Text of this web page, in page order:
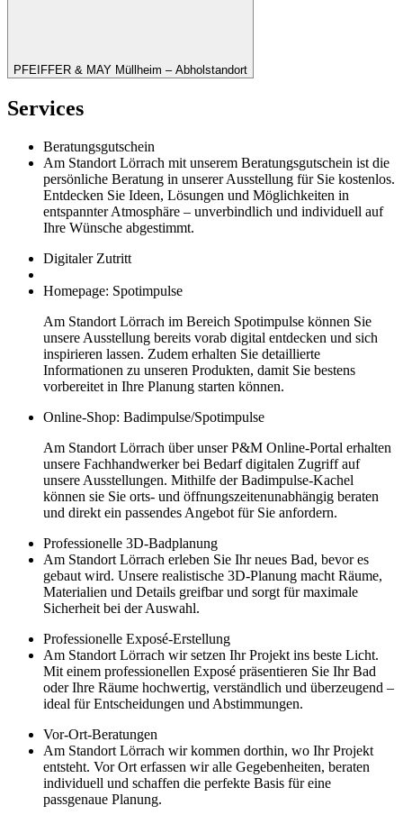
PFEIFFER & MAY Müllheim – Abholstandort
Services
Beratungsgutschein
Am Standort Lörrach mit unserem Beratungsgutschein ist die
persönliche Beratung in unserer Ausstellung für Sie kostenlos.
Entdecken Sie Ideen, Lösungen und Möglichkeiten in
entspannter Atmosphäre – unverbindlich und individuell auf
Ihre Wünsche abgestimmt.
Digitaler Zutritt
Homepage: Spotimpulse
Am Standort Lörrach im Bereich Spotimpulse können Sie
unsere Ausstellung bereits vorab digital entdecken und sich
inspirieren lassen. Zudem erhalten Sie detaillierte
Informationen zu unseren Produkten, damit Sie bestens
vorbereitet in Ihre Planung starten können.
Online-Shop: Badimpulse/Spotimpulse
Am Standort Lörrach über unser P&M Online-Portal erhalten
unsere Fachhandwerker bei Bedarf digitalen Zugriff auf
unsere Ausstellungen. Mithilfe der Badimpulse-Kachel
können sie Sie orts- und öffnungszeitenunabhängig beraten
und direkt ein passendes Angebot für Sie anfordern.
Professionelle 3D-Badplanung
Am Standort Lörrach erleben Sie Ihr neues Bad, bevor es
gebaut wird. Unsere realistische 3D-Planung macht Räume,
Materialien und Details greifbar und sorgt für maximale
Sicherheit bei der Auswahl.
Professionelle Exposé-Erstellung
Am Standort Lörrach wir setzen Ihr Projekt ins beste Licht.
Mit einem professionellen Exposé präsentieren Sie Ihr Bad
oder Ihre Räume hochwertig, verständlich und überzeugend –
ideal für Entscheidungen und Abstimmungen.
Vor-Ort-Beratungen
Am Standort Lörrach wir kommen dorthin, wo Ihr Projekt
entsteht. Vor Ort erfassen wir alle Gegebenheiten, beraten
individuell und schaffen die perfekte Basis für eine
passgenaue Planung.